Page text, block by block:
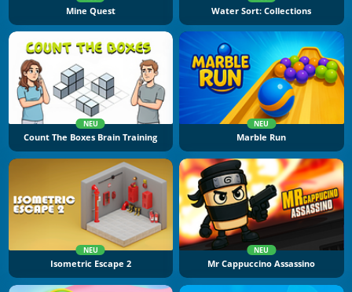
Mine Quest Water Sort: Collections
NEU
Count The Boxes Brain Training
NEU
Marble Run
NEU
Isometric Escape 2
NEU
Mr Cappuccino Assassino